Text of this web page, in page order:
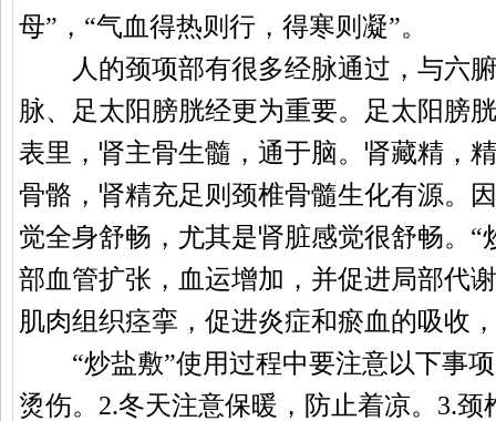
母”，“气血得热则行，得寒则凝”。
人的颈项部有很多经脉通过，与六腑
脉、足太阳膀胱经更为重要。足太阳膀
表里，肾主骨生髓，通于脑。肾藏精，
骨骼，肾精充足则颈椎骨髓生化有源。
觉全身舒畅，尤其是肾脏感觉很舒畅。“
部血管扩张，血运增加，并促进局部代
肌肉组织痉挛，促进炎症和瘀血的吸收
“炒盐敷”使用过程中要注意以下事项
烫伤。2.冬天注意保暖，防止着凉。3.